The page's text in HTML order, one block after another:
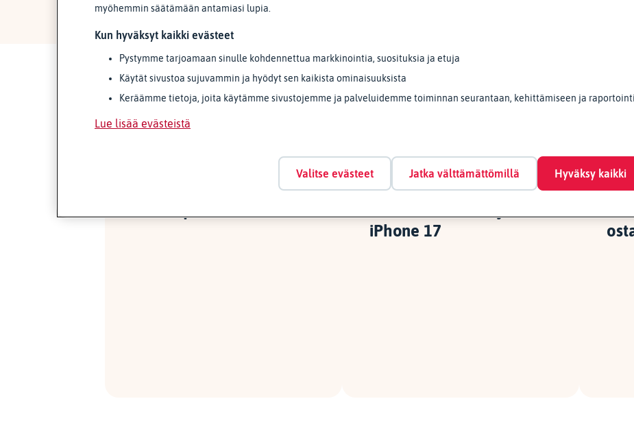
iPhone 17
myöhemmin säätämään antamiasi lupia.
Kun hyväksyt kaikki evästeet
Pystymme tarjoamaan sinulle kohdennettua markkinointia, suosituksia ja etuja
Käytät sivustoa sujuvammin ja hyödyt sen kaikista ominaisuuksista
Keräämme tietoja, joita käytämme sivustojemme ja palveluidemme toiminnan seurantaan, kehittämiseen ja
Lue lisää evästeistä
Valitse evästeet Jatka välttämättömillä Hyväksy kaikki